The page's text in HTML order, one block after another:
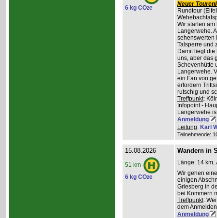
6 kg CO2e
Neuer
Rundtour
Wir starten
Langerwehe.
sehenswerten
Talsperre und
Damit liegt
uns, aber das
Schevenhütte
Langerwehe.
ein Fan von
erfordern
rutschig und
Treffpunkt:
Infopoint -
Langerwehe
Anmeldung
Leitung: Karl
Teilnehmende:
15.08.2026
51 km
6 kg CO2e
Wandern in
Länge: 14 km,
Wir gehen
einigen
Griesberg in
bei Kommern
Treffpunkt:
dem
Anmeldung